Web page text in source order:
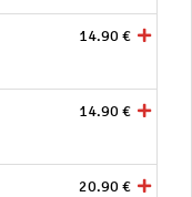
14.90 €
14.90 €
20.90 €